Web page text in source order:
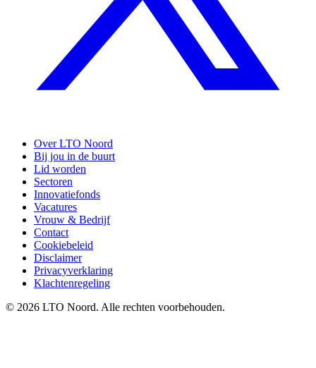
Over LTO Noord
Bij jou in de buurt
Lid worden
Sectoren
Innovatiefonds
Vacatures
Vrouw & Bedrijf
Contact
Cookiebeleid
Disclaimer
Privacyverklaring
Klachtenregeling
© 2026 LTO Noord. Alle rechten voorbehouden.